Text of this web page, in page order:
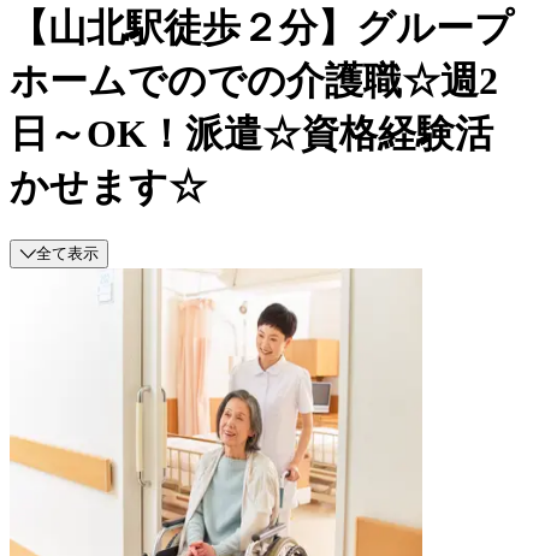
【山北駅徒歩２分】グループ
ホームでのでの介護職☆週2
日～OK！派遣☆資格経験活
かせます☆
全て表示